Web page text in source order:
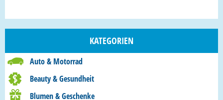
KATEGORIEN
Auto & Motorrad
Beauty & Gesundheit
Blumen & Geschenke